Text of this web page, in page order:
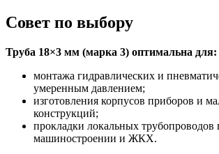
Совет по выбору
Труба 18×3 мм (марка 3) оптимальна для:
монтажа гидравлических и
умеренным давлением;
изготовления корпусов приборов и
конструкций;
прокладки локальных трубопроводов
машиностроении и ЖКХ.